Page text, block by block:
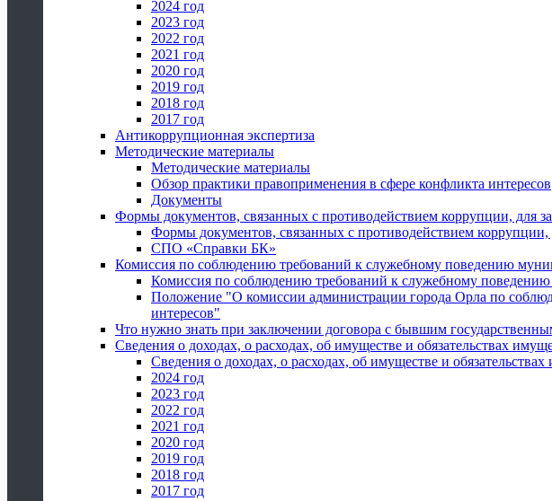
2024 год
2023 год
2022 год
2021 год
2020 год
2019 год
2018 год
2017 год
Антикоррупционная экспертиза
Методические материалы
Методические материалы
Обзор практики правоприменения в сфере конфликта интересов
Документы
Формы документов, связанных с противодействием коррупции, для
Формы документов, связанных с противодействием коррупции,
СПО «Справки БК»
Комиссия по соблюдению требований к служебному поведению
Комиссия по соблюдению требований к служебному
Положение "О комиссии администрации города Орла по
интересов"
Что нужно знать при заключении договора с бывшим
Сведения о доходах, о расходах, об имуществе и обязательствах
Сведения о доходах, о расходах, об имуществе и
2024 год
2023 год
2022 год
2021 год
2020 год
2019 год
2018 год
2017 год